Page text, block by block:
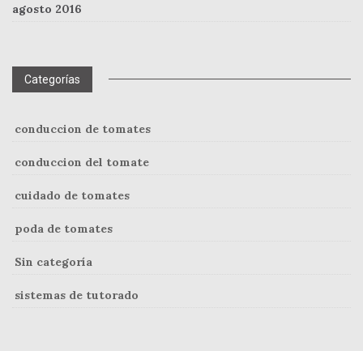
agosto 2016
Categorías
conduccion de tomates
conduccion del tomate
cuidado de tomates
poda de tomates
Sin categoría
sistemas de tutorado